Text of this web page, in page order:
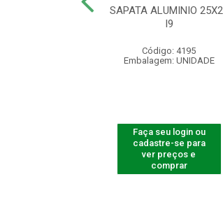
SAPATA ALUMINIO
I9
Código: 4195
Embalagem: UNIDADE
Faça seu login ou
cadastre-se para
ver preços e
comprar